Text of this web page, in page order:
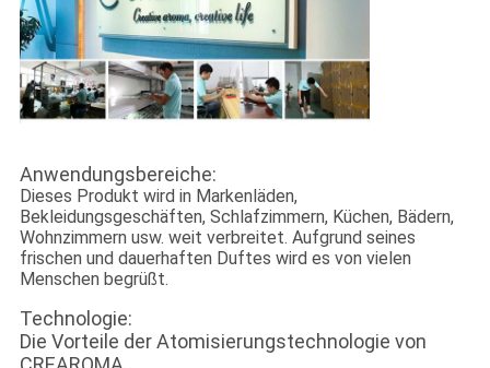
Anwendungsbereiche:
Dieses Produkt wird in Markenläden,
Bekleidungsgeschäften, Schlafzimmern, Küchen, Bädern,
Wohnzimmern usw. weit verbreitet. Aufgrund seines
frischen und dauerhaften Duftes wird es von vielen
Menschen begrüßt.
Technologie:
Die Vorteile der Atomisierungstechnologie von